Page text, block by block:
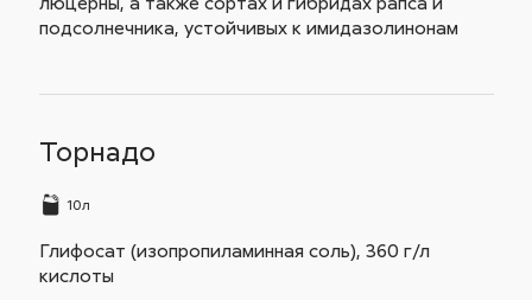
подсолнечника, устойчивых к имидазолинонам
Торнадо
10л
Глифосат (изопропиламинная соль), 360 г/л
кислоты